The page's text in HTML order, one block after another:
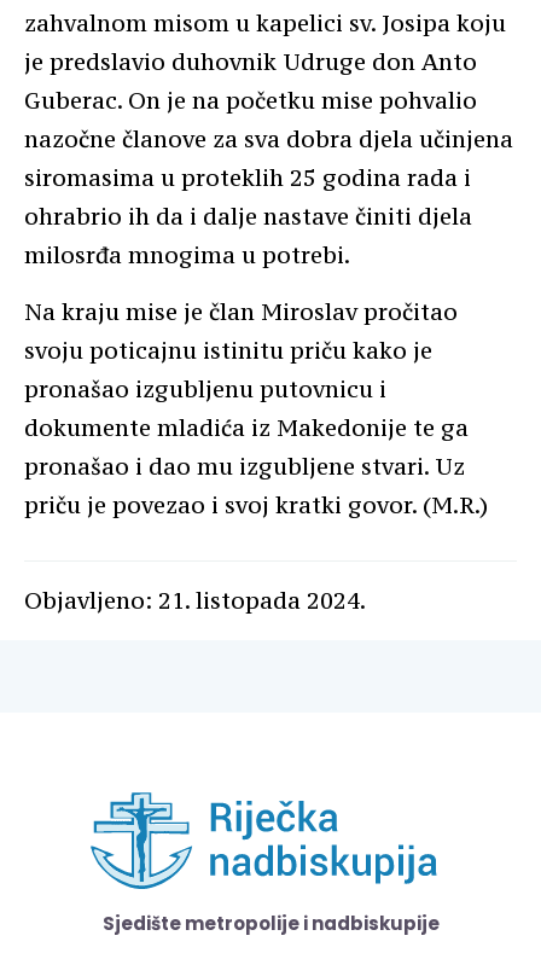
zahvalnom misom u kapelici sv. Josipa koju
je predslavio duhovnik Udruge don Anto
Guberac. On je na početku mise pohvalio
nazočne članove za sva dobra djela učinjena
siromasima u proteklih 25 godina rada i
ohrabrio ih da i dalje nastave činiti djela
milosrđa mnogima u potrebi.
Na kraju mise je član Miroslav pročitao
svoju poticajnu istinitu priču kako je
pronašao izgubljenu putovnicu i
dokumente mladića iz Makedonije te ga
pronašao i dao mu izgubljene stvari. Uz
priču je povezao i svoj kratki govor. (M.R.)
Objavljeno: 21. listopada 2024.
Sjedište metropolije i nadbiskupije